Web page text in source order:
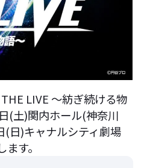
LIVE ～紡ぎ続ける物
(土)関内ホール(神奈川
(日)キャナルシティ劇場
す。